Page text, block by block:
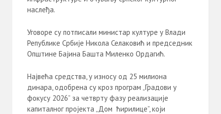
наслеђа.
Уговоре су потписали министар културе у Влади
Републике Србије Никола Селаковић и председник
Општине Бајина Башта Миленко Ордагић.
Највећа средства, у износу од 25 милиона
динара, одобрена су кроз програм „Градови у
фокусу 2026” за четврту фазу реализације
капиталног пројекта „Дом ћирилице”, који